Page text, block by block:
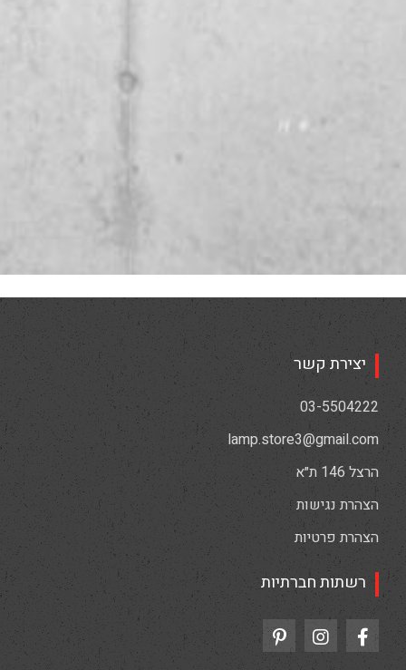
יצירת קשר
03-5504222
lamp.store3@gmail.com
הרצל 146 ת״א
הצהרת נגישות
הצהרת פרטיות
רשתות חברתיות